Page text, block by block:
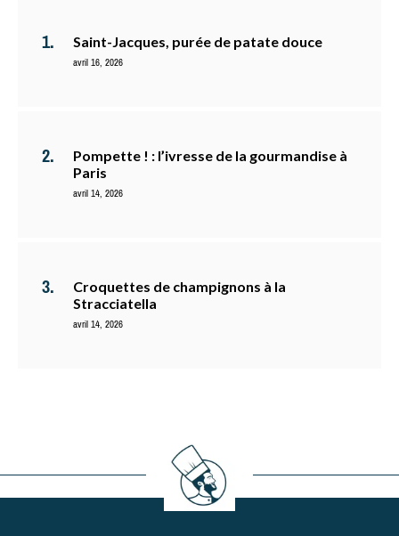
Saint-Jacques, purée de patate douce
avril 16, 2026
Pompette ! : l’ivresse de la gourmandise à
Paris
avril 14, 2026
Croquettes de champignons à la
Stracciatella
avril 14, 2026